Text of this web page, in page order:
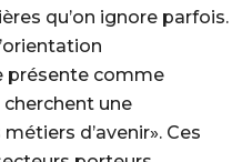
qu’on ignore parfois.
présente comme
cherchent une
d’avenir». Ces